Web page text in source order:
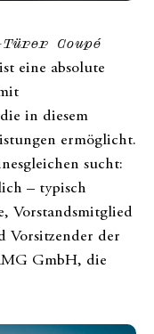
Türer Coupé
eine absolute
in diesem
ermöglicht.
sucht:
– typisch
Vorstandsmitglied
Vorsitzender der
GmbH, die